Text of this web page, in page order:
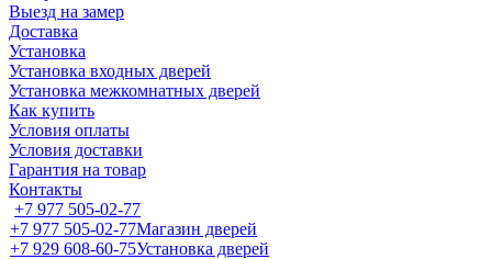
Выезд на замер
Доставка
Установка
Установка входных дверей
Установка межкомнатных дверей
Как купить
Условия оплаты
Условия доставки
Гарантия на товар
Контакты
+7 977 505-02-77
+7 977 505-02-77Магазин дверей
+7 929 608-60-75Установка дверей